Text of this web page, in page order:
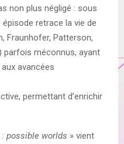
non plus négligé : sous
retrace la vie de
Fraunhofer, Patterson,
parfois méconnus, ayant
avancées
permettant d’enrichir
: possible worlds » vient